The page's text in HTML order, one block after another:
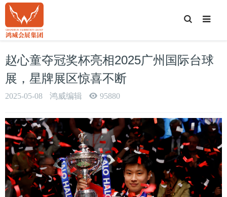
T
o
g
e
S
e
赵心童夺冠奖杯亮相2025广州国际台球
展，星牌展区惊喜不断
2025-05-08 鸿威编辑 95880